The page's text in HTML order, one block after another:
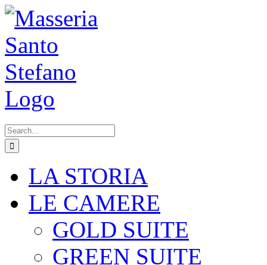
Skip
content
for:
LA STORIA
LE CAMERE
GOLD SUITE
GREEN SUITE